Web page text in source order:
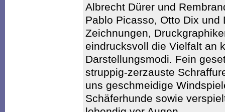
Albrecht Dürer und
Pablo Picasso, Otto Dix und
Zeichnungen,
eindrucksvoll die Vielfalt an
Darstellungsmodi. Fein
struppig-zerzauste
uns geschmeidige
Schäferhunde sowie